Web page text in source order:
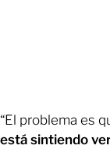
“El problema es
está sintiendo